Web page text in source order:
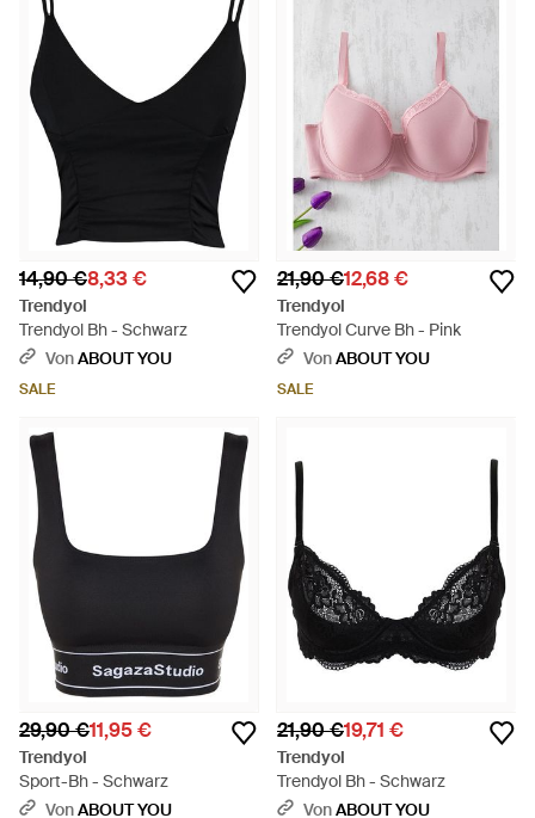
14,90 €8,33 €
Trendyol
Trendyol Bh - Schwarz
VonABOUT YOU
SALE
21,90 €12,68 €
Trendyol
Trendyol Curve Bh - Pink
VonABOUT YOU
SALE
29,90 €11,95 €
Trendyol
Sport-Bh - Schwarz
VonABOUT YOU
21,90 €19,71 €
Trendyol
Trendyol Bh - Schwarz
VonABOUT YOU